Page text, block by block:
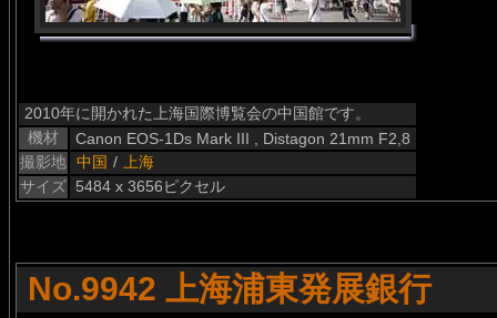
2010年に開かれた上海国際博覧会の中国館です。
機材
Canon EOS-1Ds Mark III , Distagon 21mm F2,8
撮影地 中国 /
上海
サイズ 5484 x 3656ピクセル
No.9942 上海浦東発展銀行